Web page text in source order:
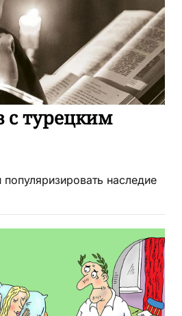
с турецким
наследие